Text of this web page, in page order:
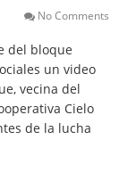
No Comments
del bloque
un video
vecina del
Cielo
de la lucha